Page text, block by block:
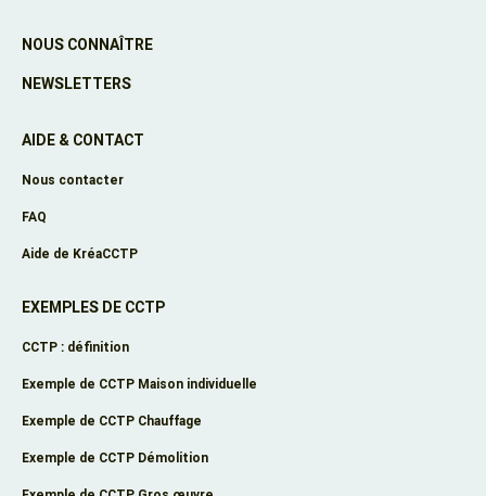
NOUS CONNAÎTRE
NEWSLETTERS
AIDE & CONTACT
Nous contacter
FAQ
Aide de KréaCCTP
EXEMPLES DE CCTP
CCTP : définition
Exemple de CCTP Maison individuelle
Exemple de CCTP Chauffage
Exemple de CCTP Démolition